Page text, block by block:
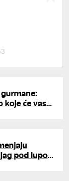
koje će vas
pod lupom